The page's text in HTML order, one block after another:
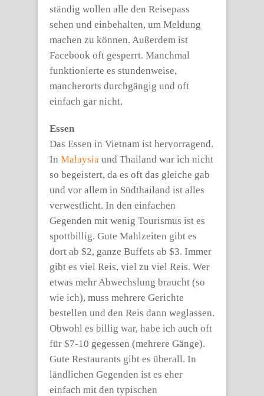
ständig wollen alle den Reisepass
sehen und einbehalten, um Meldung
machen zu können. Außerdem ist
Facebook oft gesperrt. Manchmal
funktionierte es stundenweise,
mancherorts durchgängig und oft
einfach gar nicht.
Essen
Das Essen in Vietnam ist hervorragend.
In Malaysia und Thailand war ich nicht
so begeistert, da es oft das gleiche gab
und vor allem in Südthailand ist alles
verwestlicht. In den einfachen
Gegenden mit wenig Tourismus ist es
spottbillig. Gute Mahlzeiten gibt es
dort ab $2, ganze Buffets ab $3. Immer
gibt es viel Reis, viel zu viel Reis. Wer
etwas mehr Abwechslung braucht (so
wie ich), muss mehrere Gerichte
bestellen und den Reis dann weglassen.
Obwohl es billig war, habe ich auch oft
für $7-10 gegessen (mehrere Gänge).
Gute Restaurants gibt es überall. In
ländlichen Gegenden ist es eher
einfach mit den typischen